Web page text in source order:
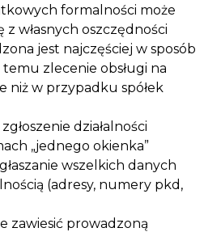
formalności może
własnych oszczędności
jest najczęściej w sposób
zlecenie obsługi na
niż w przypadku spółek
działalności
„jednego okienka”
wszelkich danych
(adresy, numery pkd,
zawiesić prowadzoną